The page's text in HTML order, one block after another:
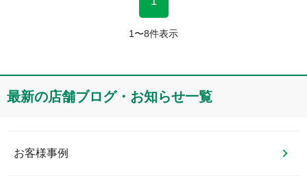
1 〜8件表示
最新の店舗ブログ・お知らせ一覧
お客様事例